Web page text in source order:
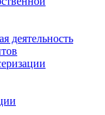
деятельность